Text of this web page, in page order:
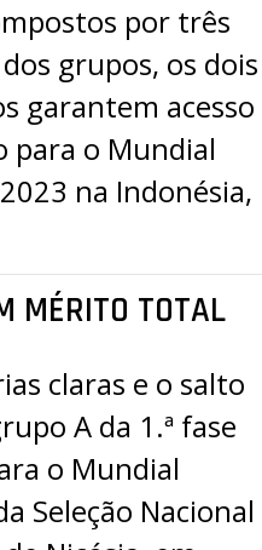
por três
grupos, os dois
garantem acesso
para o Mundial
na Indonésia,
MÉRITO TOTAL
claras e o salto
A da 1.ª fase
o Mundial
Seleção Nacional